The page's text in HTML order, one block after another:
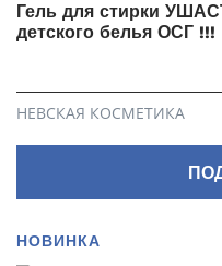
Гель для стирки
детского белья ОСГ !!!
НЕВСКАЯ КОСМЕТИКА
НОВИНКА